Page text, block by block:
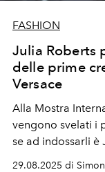
FASHION
Julia Roberts
delle prime
Versace
Alla Mostra
vengono svelati i
se ad indossarli è
29.08.2025 di